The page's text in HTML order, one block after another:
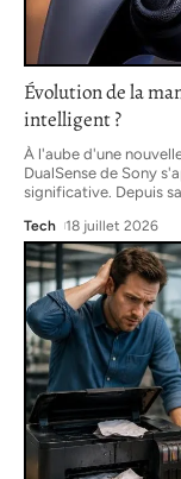
Évolution de la
intelligent ?
À l'aube d'une
DualSense de Sony
significative. Depuis
Tech 18 juillet 2026